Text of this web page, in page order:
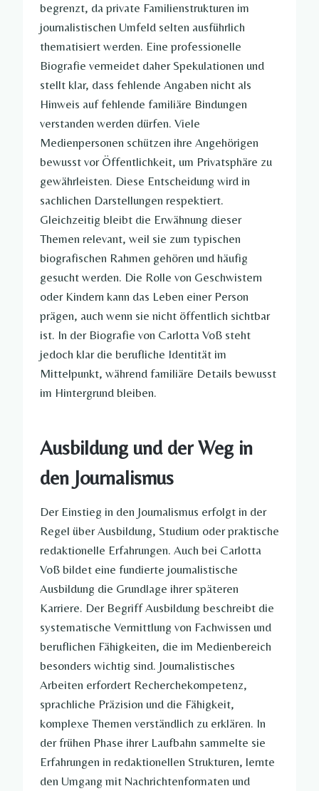
begrenzt, da private Familienstrukturen im
journalistischen Umfeld selten ausführlich
thematisiert werden. Eine professionelle
Biografie vermeidet daher Spekulationen und
stellt klar, dass fehlende Angaben nicht als
Hinweis auf fehlende familiäre Bindungen
verstanden werden dürfen. Viele
Medienpersonen schützen ihre Angehörigen
bewusst vor Öffentlichkeit, um Privatsphäre zu
gewährleisten. Diese Entscheidung wird in
sachlichen Darstellungen respektiert.
Gleichzeitig bleibt die Erwähnung dieser
Themen relevant, weil sie zum typischen
biografischen Rahmen gehören und häufig
gesucht werden. Die Rolle von Geschwistern
oder Kindern kann das Leben einer Person
prägen, auch wenn sie nicht öffentlich sichtbar
ist. In der Biografie von Carlotta Voß steht
jedoch klar die berufliche Identität im
Mittelpunkt, während familiäre Details bewusst
im Hintergrund bleiben.
Ausbildung und der Weg in
den Journalismus
Der Einstieg in den Journalismus erfolgt in der
Regel über Ausbildung, Studium oder praktische
redaktionelle Erfahrungen. Auch bei Carlotta
Voß bildet eine fundierte journalistische
Ausbildung die Grundlage ihrer späteren
Karriere. Der Begriff Ausbildung beschreibt die
systematische Vermittlung von Fachwissen und
beruflichen Fähigkeiten, die im Medienbereich
besonders wichtig sind. Journalistisches
Arbeiten erfordert Recherchekompetenz,
sprachliche Präzision und die Fähigkeit,
komplexe Themen verständlich zu erklären. In
der frühen Phase ihrer Laufbahn sammelte sie
Erfahrungen in redaktionellen Strukturen, lernte
den Umgang mit Nachrichtenformaten und